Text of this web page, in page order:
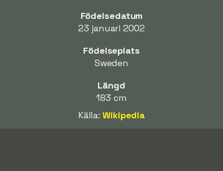
Födelsedatum
23 januari 2002
Födelseplats
Sweden
Längd
183 cm
Källa:Wikipedia